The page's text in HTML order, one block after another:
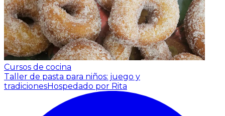
Cursos de cocina
Taller de pasta para niños: juego y
tradicionesHospedado por Rita